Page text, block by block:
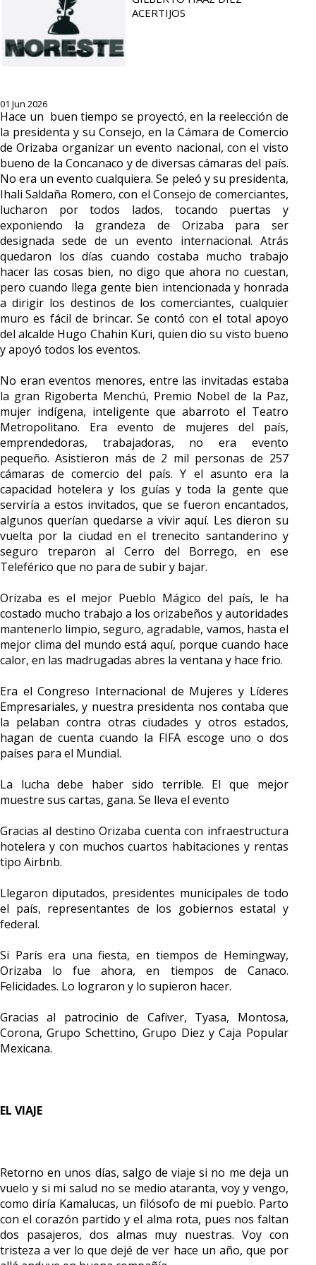
ACERTIJOS
01 Jun 2026
Hace un buen tiempo se proyectó, en la reelección de
la presidenta y su Consejo, en la Cámara de Comercio
de Orizaba organizar un evento nacional, con el visto
bueno de la Concanaco y de diversas cámaras del país.
No era un evento cualquiera. Se peleó y su presidenta,
Ihali Saldaña Romero, con el Consejo de comerciantes,
lucharon por todos lados, tocando puertas y
exponiendo la grandeza de Orizaba para ser
designada sede de un evento internacional. Atrás
quedaron los días cuando costaba mucho trabajo
hacer las cosas bien, no digo que ahora no cuestan,
pero cuando llega gente bien intencionada y honrada
a dirigir los destinos de los comerciantes, cualquier
muro es fácil de brincar. Se contó con el total apoyo
del alcalde Hugo Chahin Kuri, quien dio su visto bueno
y apoyó todos los eventos.
No eran eventos menores, entre las invitadas estaba
la gran Rigoberta Menchú, Premio Nobel de la Paz,
mujer indígena, inteligente que abarroto el Teatro
Metropolitano. Era evento de mujeres del país,
emprendedoras, trabajadoras, no era evento
pequeño. Asistieron más de 2 mil personas de 257
cámaras de comercio del país. Y el asunto era la
capacidad hotelera y los guías y toda la gente que
serviría a estos invitados, que se fueron encantados,
algunos querían quedarse a vivir aquí. Les dieron su
vuelta por la ciudad en el trenecito santanderino y
seguro treparon al Cerro del Borrego, en ese
Teleférico que no para de subir y bajar.
Orizaba es el mejor Pueblo Mágico del país, le ha
costado mucho trabajo a los orizabeños y autoridades
mantenerlo limpio, seguro, agradable, vamos, hasta el
mejor clima del mundo está aquí, porque cuando hace
calor, en las madrugadas abres la ventana y hace frio.
Era el Congreso Internacional de Mujeres y Líderes
Empresariales, y nuestra presidenta nos contaba que
la pelaban contra otras ciudades y otros estados,
hagan de cuenta cuando la FIFA escoge uno o dos
países para el Mundial.
La lucha debe haber sido terrible. El que mejor
muestre sus cartas, gana. Se lleva el evento
Gracias al destino Orizaba cuenta con infraestructura
hotelera y con muchos cuartos habitaciones y rentas
tipo Airbnb.
Llegaron diputados, presidentes municipales de todo
el país, representantes de los gobiernos estatal y
federal.
Si París era una fiesta, en tiempos de Hemingway,
Orizaba lo fue ahora, en tiempos de Canaco.
Felicidades. Lo lograron y lo supieron hacer.
Gracias al patrocinio de Cafiver, Tyasa, Montosa,
Corona, Grupo Schettino, Grupo Diez y Caja Popular
Mexicana.
EL VIAJE
Retorno en unos días, salgo de viaje si no me deja un
vuelo y si mi salud no se medio ataranta, voy y vengo,
como diría Kamalucas, un filósofo de mi pueblo. Parto
con el corazón partido y el alma rota, pues nos faltan
dos pasajeros, dos almas muy nuestras. Voy con
tristeza a ver lo que dejé de ver hace un año, que por